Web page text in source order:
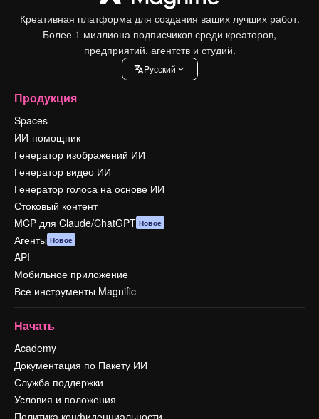
Креативная платформа для создания ваших лучших работ.
Более 1 миллиона подписчиков среди креаторов,
предприятий, агентств и студий.
Pусский
Продукция
Spaces
ИИ-помощник
Генератор изображений ИИ
Генератор видео ИИ
Генератор голоса на основе ИИ
Стоковый контент
MCP для Claude/ChatGPT Новое
Агенты Новое
API
Мобильное приложение
Все инструменты Magnific
Начать
Academy
Документация по Пакету ИИ
Служба поддержки
Условия и положения
Политика конфиденциальности